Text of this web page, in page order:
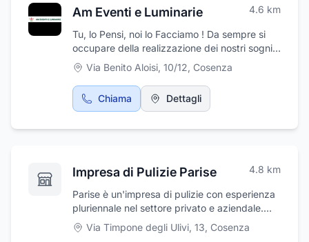
Am Eventi e Luminarie 4.6 km
Tu, lo Pensi, noi lo Facciamo ! Da sempre si
occupare della realizzazione dei nostri sogni
.... Si occupa di realizzare principalmente
illuminazioni, luminarie e decorazioni per ogni
ricorrenza, festa di paese, addobbo cittadino,
festività, compleanni, inaugurazioni, ....
luminarie personalizzate per ogni ricorrenza,
decorazioni luminose. Possibilità di noleggiare
stata contattata farà un sopralluogo con
consulenza gratuita per trovare la migliore
soluzione alle vostre esigenze.
Via Benito Aloisi, 10/12, Cosenza
Chiama Dettagli
Impresa di Pulizie Parise 4.8 km
Parise è un'impresa di pulizie con esperienza
pluriennale nel settore privato e aziendale.
L'impresa garantisce sempre la soddisfazione
del cliente, grazie ai lavori eseguiti dalla
Via Timpone degli Ulivi, 13, Cosenza